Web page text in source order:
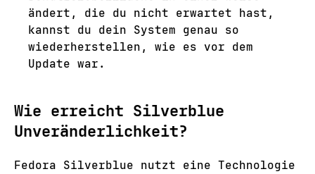
ändert, die du nicht erwartet hast,
kannst du dein System genau so
wiederherstellen, wie es vor dem
Update war.
Wie erreicht Silverblue
Unveränderlichkeit?
Fedora Silverblue nutzt eine Technologie